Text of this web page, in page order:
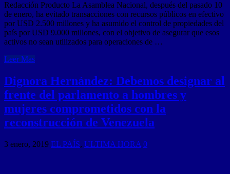
Redacción Producto La Asamblea Nacional, después del pasado 10
de enero, ha evitado transacciones con recursos públicos en efectivo
por USD 2.500 millones y ha asumido el control de propiedades del
país por USD 9.000 millones, con el objetivo de asegurar que esos
activos no sean utilizados para operaciones de …
Leer Mas
Dignora Hernández: Debemos designar al
frente del parlamento a hombres y
mujeres comprometidos con la
reconstrucción de Venezuela
3 enero, 2019 EL PAÍS, ULTIMA HORA 0